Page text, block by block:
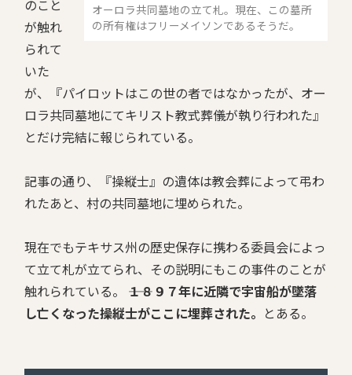
オーロラ共同墓地の立て札。現在、この墓所
の所有権はフリーメイソンであるそうだ。
のこと
が触れ
られて
いた
が、『パイロットはこの世の者ではなかったが、オー
ロラ共同墓地にてキリスト教式葬儀が執り行われた』
とだけ完結に報じられている。
記事の通り、『操縦士』の遺体は教会葬によって弔わ
れたあと、村の共同墓地に埋められた。
現在でもテキサス州の歴史保存に携わる委員会によっ
て立て札が立てられ、その説明にもこの事件のことが
触れられている。 ――１８９７年に近隣で宇宙船が墜落
し亡くなった操縦士がここに埋葬された。 とある。